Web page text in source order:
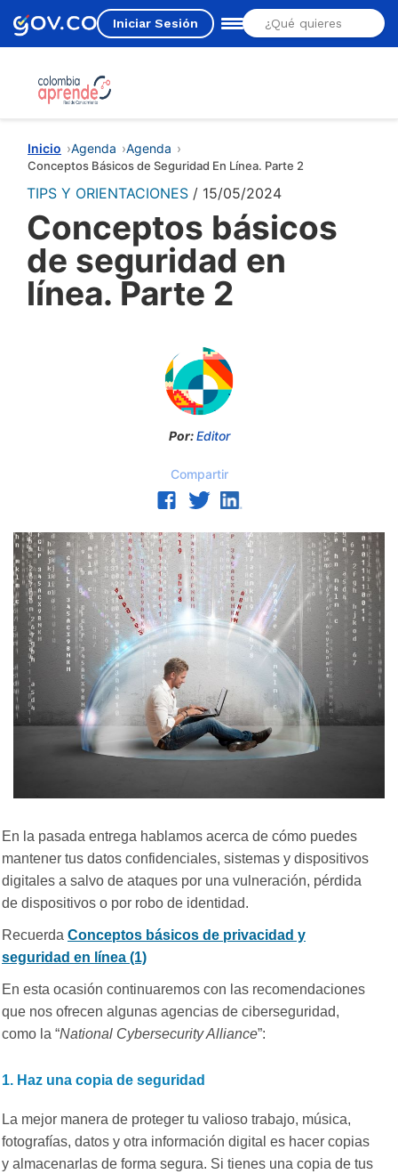
Iniciar Sesión
Estás aquí
Inicio Agenda Agenda
Conceptos Básicos de Seguridad En Línea. Parte 2
TIPS Y ORIENTACIONES 15/05/2024
Conceptos básicos
de seguridad en
línea. Parte 2
Por:Editor
Compartir
En la pasada entrega hablamos acerca de cómo puedes
mantener tus datos confidenciales, sistemas y dispositivos
digitales a salvo de ataques por una vulneración, pérdida
de dispositivos o por robo de identidad.
Recuerda Conceptos básicos de privacidad y
seguridad en línea (1)
En esta ocasión continuaremos con las recomendaciones
que nos ofrecen algunas agencias de ciberseguridad,
como la “National Cybersecurity Alliance”:
1. Haz una copia de seguridad
La mejor manera de proteger tu valioso trabajo, música,
fotografías, datos y otra información digital es hacer copias
y almacenarlas de forma segura. Si tienes una copia de tus